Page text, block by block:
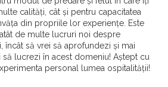
calități, cât și pentru capacitatea
din propriile lor experiențe. Este
de multe lucruri noi despre
încât să vrei să aprofundezi și mai
lucrezi în acest domeniu! Aștept cu
personal lumea ospitalității!